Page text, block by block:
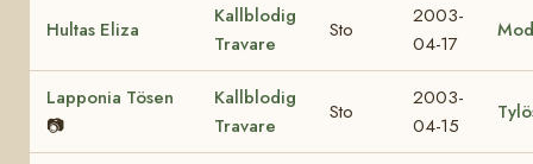
Hultas Eliza
Kallblodig
Travare
Sto
2003-
04-17
Lapponia Tösen
📷
Kallblodig
Travare
Sto
2003-
04-15